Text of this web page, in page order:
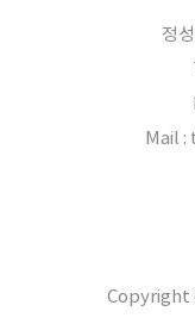
정
Mail
Copyright